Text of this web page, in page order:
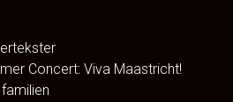
Concert: Viva Maastricht!